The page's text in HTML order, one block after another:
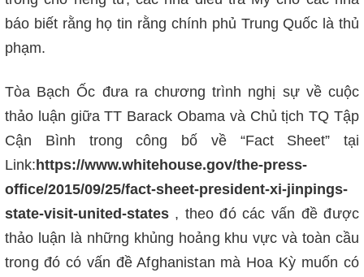
báo biết rằng họ tin rằng chính phủ Trung Quốc là thủ
phạm.
Tòa Bạch Ốc đưa ra chương trình nghị sự về cuộc
thảo luận giữa TT Barack Obama và Chủ tịch TQ Tập
Cận Bình trong công bố về “Fact Sheet” tại
Link:https://www.whitehouse.gov/the-press-
office/2015/09/25/fact-sheet-president-xi-jinpings-
state-visit-united-states , theo đó các vấn đề được
thảo luận là những khủng hoảng khu vực và toàn cầu
trong đó có vấn đề Afghanistan mà Hoa Kỳ muốn có